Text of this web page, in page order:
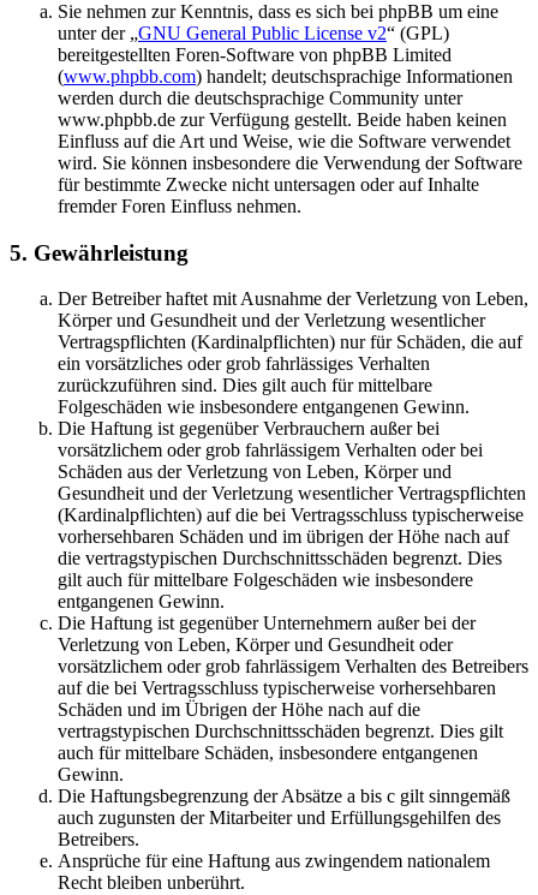
Sie nehmen zur Kenntnis, dass es sich bei phpBB um eine
unter der „GNU General Public License v2“ (GPL)
bereitgestellten Foren-Software von phpBB Limited
(www.phpbb.com) handelt; deutschsprachige Informationen
werden durch die deutschsprachige Community unter
www.phpbb.de zur Verfügung gestellt. Beide haben keinen
Einfluss auf die Art und Weise, wie die Software verwendet
wird. Sie können insbesondere die Verwendung der Software
für bestimmte Zwecke nicht untersagen oder auf Inhalte
fremder Foren Einfluss nehmen.
5. Gewährleistung
Der Betreiber haftet mit Ausnahme der Verletzung von Leben,
Körper und Gesundheit und der Verletzung wesentlicher
Vertragspflichten (Kardinalpflichten) nur für Schäden, die auf
ein vorsätzliches oder grob fahrlässiges Verhalten
zurückzuführen sind. Dies gilt auch für mittelbare
Folgeschäden wie insbesondere entgangenen Gewinn.
Die Haftung ist gegenüber Verbrauchern außer bei
vorsätzlichem oder grob fahrlässigem Verhalten oder bei
Schäden aus der Verletzung von Leben, Körper und
Gesundheit und der Verletzung wesentlicher Vertragspflichten
(Kardinalpflichten) auf die bei Vertragsschluss typischerweise
vorhersehbaren Schäden und im übrigen der Höhe nach auf
die vertragstypischen Durchschnittsschäden begrenzt. Dies
gilt auch für mittelbare Folgeschäden wie insbesondere
entgangenen Gewinn.
Die Haftung ist gegenüber Unternehmern außer bei der
Verletzung von Leben, Körper und Gesundheit oder
vorsätzlichem oder grob fahrlässigem Verhalten des Betreibers
auf die bei Vertragsschluss typischerweise vorhersehbaren
Schäden und im Übrigen der Höhe nach auf die
vertragstypischen Durchschnittsschäden begrenzt. Dies gilt
auch für mittelbare Schäden, insbesondere entgangenen
Gewinn.
Die Haftungsbegrenzung der Absätze a bis c gilt sinngemäß
auch zugunsten der Mitarbeiter und Erfüllungsgehilfen des
Betreibers.
Ansprüche für eine Haftung aus zwingendem nationalem
Recht bleiben unberührt.